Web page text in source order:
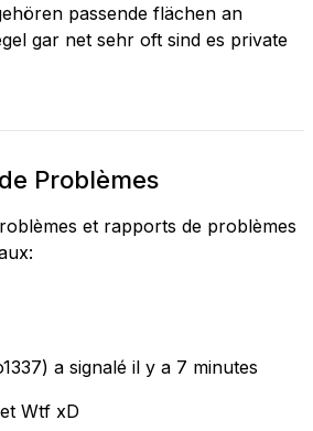
passende flächen an
gar net sehr oft sind es private
Problèmes
et rapports de problèmes
a signalé il y a 7 minutes
Wtf xD